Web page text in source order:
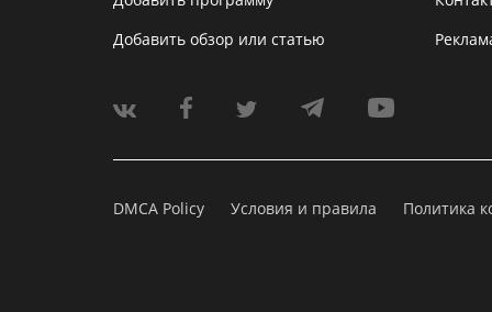
Добавить обзор или статью
DMCA Policy Условия и правила Политика